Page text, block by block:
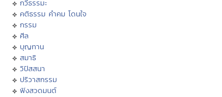
กวีธรรมะ
คติธรรม คำคม โดนใจ
กรรม
ศีล
บุญทาน
สมาธิ
วิปัสสนา
ปริวาสกรรม
ฟังสวดมนต์